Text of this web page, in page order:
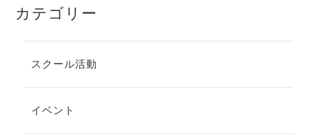
カテゴリー
スクール活動
イベント